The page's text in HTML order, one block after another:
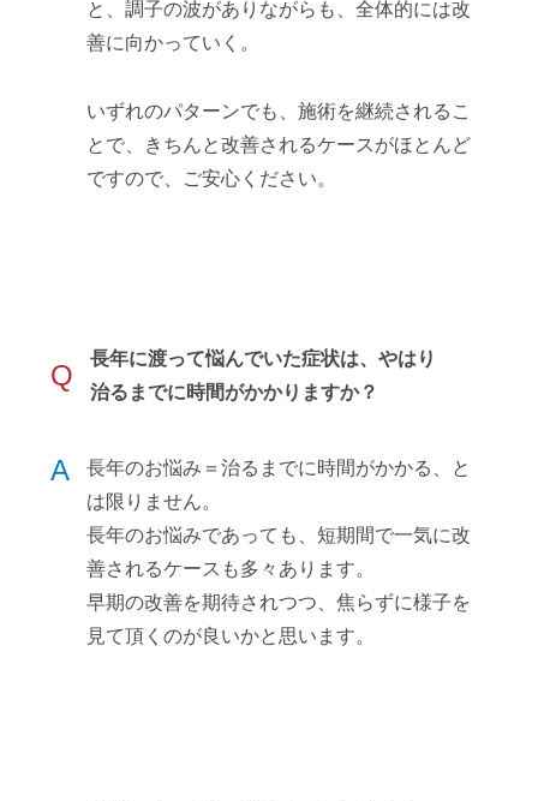
と、調子の波がありながらも、全体的には改
善に向かっていく。
いずれのパターンでも、施術を継続されるこ
とで、きちんと改善されるケースがほとんど
ですので、ご安心ください。
Q
長年に渡って悩んでいた症状は、やはり
治るまでに時間がかかりますか？
A
長年のお悩み＝治るまでに時間がかかる、と
は限りません。
長年のお悩みであっても、短期間で一気に改
善されるケースも多々あります。
早期の改善を期待されつつ、焦らずに様子を
見て頂くのが良いかと思います。